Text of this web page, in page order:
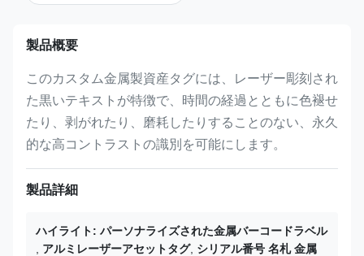
製品概要
このカスタム金属製資産タグには、レーザー彫刻され
た黒いテキストが特徴で、時間の経過とともに色褪せ
たり、剥がれたり、磨耗したりすることのない、永久
的な高コントラストの識別を可能にします。
製品詳細
ハイライト: パーソナライズされた金属バーコードラベル
アルミレーザーアセットタグ, シリアル番号 名札 金属